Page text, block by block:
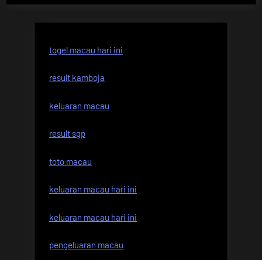
togel macau hari ini
result kamboja
keluaran macau
result sgp
toto macau
keluaran macau hari ini
keluaran macau hari ini
pengeluaran macau